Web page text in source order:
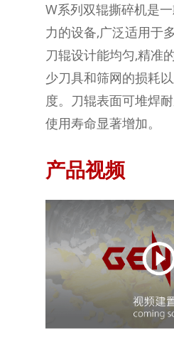
W系列双辊撕碎机是
力的设备,广泛适用于
刀辊设计能均匀,精准
少刀具和筛网的损耗
度。刀辊表面可堆焊
使用寿命显著增加。
产品视频